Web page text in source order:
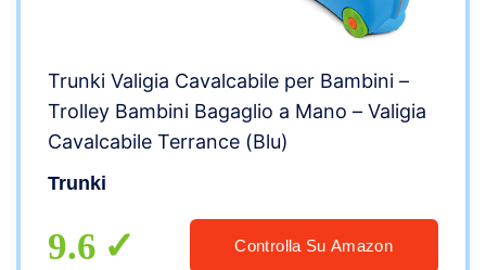
Trunki Valigia Cavalcabile per Bambini –
Trolley Bambini Bagaglio a Mano – Valigia
Cavalcabile Terrance (Blu)
Trunki
9.6 Controlla Su Amazon